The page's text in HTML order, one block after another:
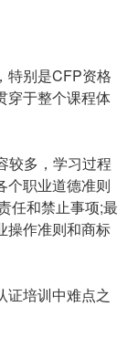
特别是CFP资格
穿于整个课程体
较多，学习过程
个职业道德准则
任和禁止事项;最
操作准则和商标
培训中难点之